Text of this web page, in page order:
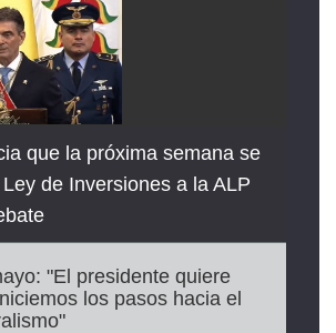
que la próxima semana se
de Inversiones a la ALP
"El presidente quiere
los pasos hacia el